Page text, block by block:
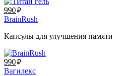
990руб.
BrainRush
Капсулы для улучшения памяти
990руб.
Вагилекс